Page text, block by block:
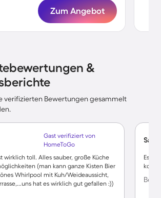
Zum Angebot
&
verifizierten Bewertungen gesammelt
Gast verifiziert von
HomeToGo
wirklich toll. Alles sauber, große Küche
(man kann ganze Kisten Bier
Whirlpool mit Kuh/Weideaussicht,
hat es wirklich gut gefallen :))
Es